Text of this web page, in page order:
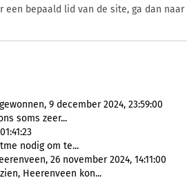
een bepaald lid van de site, ga dan naar
9 december 2024, 23:59:00
soms zeer...
nodig om te...
26 november 2024, 14:11:00
Heerenveen kon...